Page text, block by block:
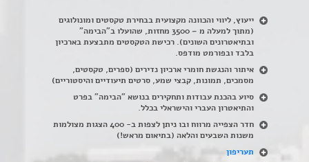
ייעוץ, ליווי והכוונה מקצועית בבחירת טקסטים ומונולוגים
(מתוך למעלה מ – 3500 מחזות, שהועלו ב"הבימה"
ובתיאטרונים השונים). רכישת הטקסטים מתבצעת בארכיון
בלבד ובפורמט מודפס.
איתור והנגשת חומרי ארכיון נדירים (ספרים, טקסטים,
מסמכים, תמונות, קבצי שמע, סרטים תיעודיים והיסטוריים)
סיוע בהכנת עבודות ותחקירים בנושא "הבימה" בפרט
והתיאטרון העברי והישראלי בכלל.
חדר הצפייה מרווח ובו ניתן לצפות ב- 400 הצגות מצולמות
משנות השבעים והלאה (בתיאום מראש!)
תעריפון